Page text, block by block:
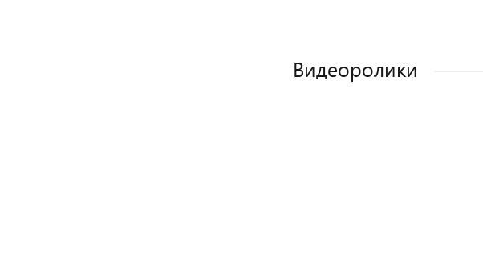
Видеоролики